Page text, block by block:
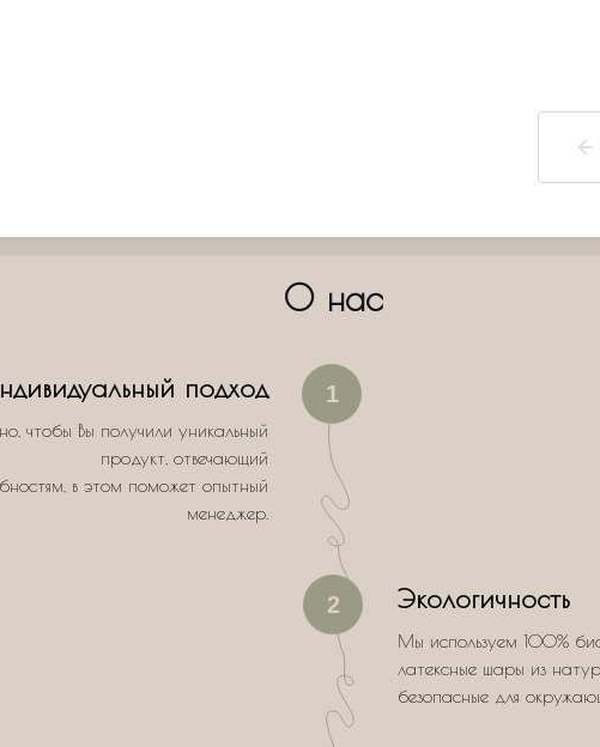
О нас
Экологичность
Мы используем 100%
латексные шары из
безопасные для
чтобы Вы получили уникальный
продукт, отвечающий
в этом поможет опытный
менеджер.
подход 1
2